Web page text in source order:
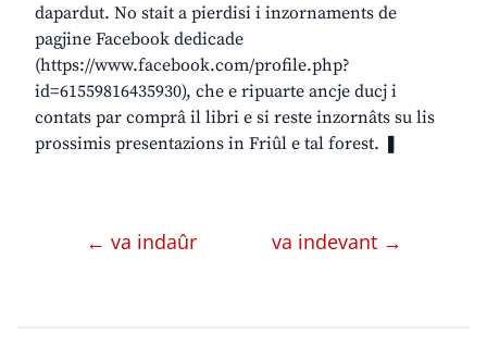
dapardut. No stait a pierdisi i inzornaments de
pagjine Facebook dedicade
(https://www.facebook.com/profile.php?
id=61559816435930), che e ripuarte ancje ducj i
contats par comprâ il libri e si reste inzornâts su lis
prossimis presentazions in Friûl e tal forest. ❚
← va indaûr va indevant →